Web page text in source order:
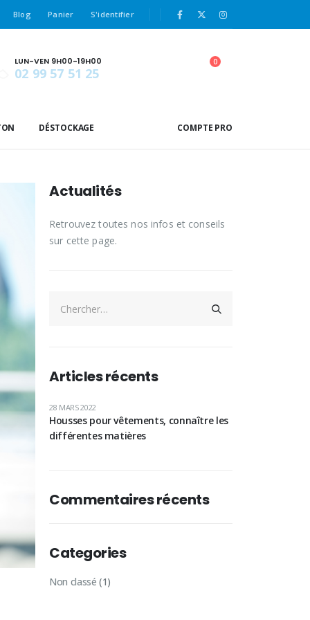
Blog Panier S'identifier
LUN-VEN 9H00-19H00
02 99 57 51 25
0
DÉSTOCKAGE COMPTE PRO
Actualités
Retrouvez toutes nos infos et conseils
sur cette page.
Articles récents
Housses pour vêtements, connaître les
différentes matières
28 MARS 2022
Commentaires récents
Categories
Non classé (1)